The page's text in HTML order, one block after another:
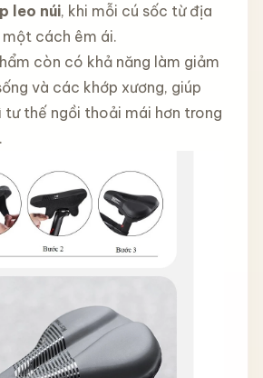
leo núi, khi mỗi cú sốc từ địa
một cách êm ái.
còn có khả năng làm giảm
và các khớp xương, giúp
tư thế ngồi thoải mái hơn trong